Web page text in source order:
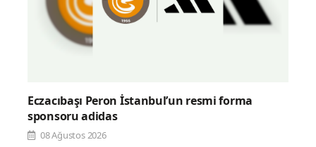
Eczacıbaşı Peron İstanbul’un resmi forma
sponsoru adidas
08 Ağustos 2026